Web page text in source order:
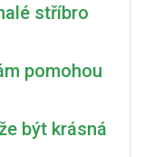
Jejich
stříbro
pomohou
být krásná